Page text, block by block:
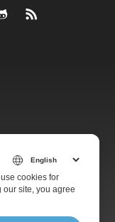
cookies for
site, you agree